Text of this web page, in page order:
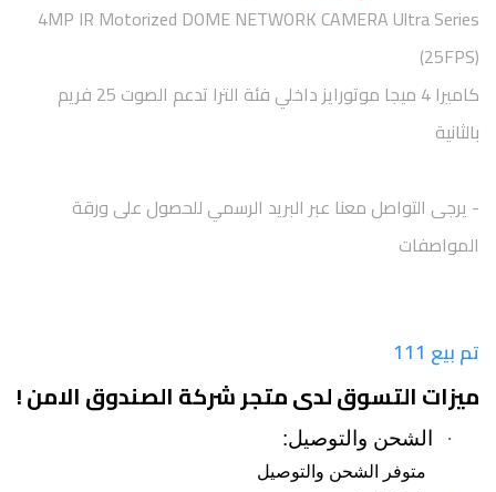
4MP IR Motorized DOME NETWORK CAMERA Ultra Series
(25FPS)
كاميرا 4 ميجا موتورايز داخلي فئة الترا تدعم الصوت 25 فريم
بالثانية
- يرجى التواصل معنا عبر البريد الرسمي للحصول على ورقة
المواصفات
تم بيع 111
ميزات التسوق لدى متجر شركة الصندوق الامن !
· الشحن والتوصيل:
متوفر الشحن والتوصيل